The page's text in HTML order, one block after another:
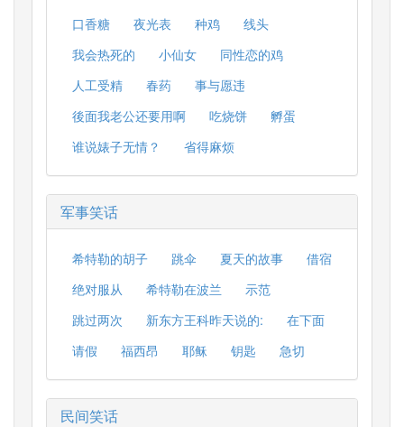
口香糖 夜光表 种鸡
线头
我会热死的
小仙女
同性恋的鸡
人工受精
春药
事与愿违
後面我老公还要用啊
吃烧饼
孵蛋
谁说婊子无情？
省得麻烦
军事笑话
希特勒的胡子 跳伞 夏天的故事
借宿
绝对服从
希特勒在波兰
示范
跳过两次
新东方王科昨天说的:
在下面
请假
福西昂 耶稣 钥匙 急切
民间笑话